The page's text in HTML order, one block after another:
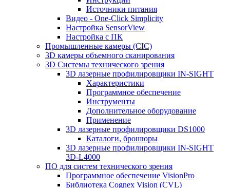
Источники питания
Видео - One-Click Simplicity
Настройка SensorView
Настройка с ПК
Промышленные камеры (CIC)
3D камеры объемного сканирования
3D Системы технического зрения
3D лазерные профилировщики IN-SIGHT
Характеристики
Программное обеспечение
Инструменты
Дополнительное оборудование
Применение
3D лазерные профилировщики DS1000
Каталоги, брошюры
3D лазерные профилировщики IN-SIGHT
3D-L4000
ПО для систем технического зрения
Программное обеспечение VisionPro
Библиотека Cognex Vision (CVL)